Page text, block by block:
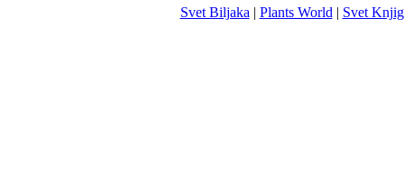
Svet Biljaka | Plants World | Svet